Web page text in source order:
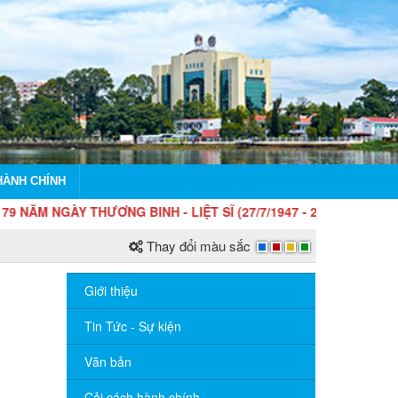
CHÍNH
NGÀY THƯƠNG BINH - LIỆT SĨ (27/7/1947 - 27/7/2026)
Thay đổi màu sắc
Giới thiệu
Tin Tức - Sự kiện
Văn bản